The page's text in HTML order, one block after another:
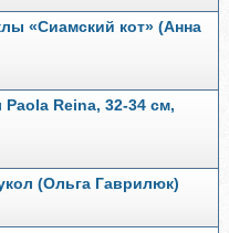
«Сиамский кот» (Анна
Reina, 32-34 см,
(Ольга Гаврилюк)